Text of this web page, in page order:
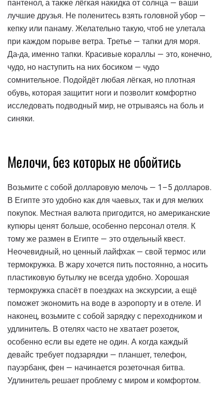
пантенол, а также лёгкая накидка от солнца — ваши
лучшие друзья. Не поленитесь взять головной убор —
кепку или панаму. Желательно такую, чтоб не улетала
при каждом порыве ветра. Третье — тапки для моря.
Да-да, именно тапки. Красивые кораллы — это, конечно,
чудо, но наступить на них босиком — чудо
сомнительное. Подойдёт любая лёгкая, но плотная
обувь, которая защитит ноги и позволит комфортно
исследовать подводный мир, не отрываясь на боль и
синяки.
Мелочи, без которых не обойтись
Возьмите с собой долларовую мелочь — 1–5 долларов.
В Египте это удобно как для чаевых, так и для мелких
покупок. Местная валюта пригодится, но американские
купюры ценят больше, особенно персонал отеля. К
тому же размен в Египте — это отдельный квест.
Неочевидный, но ценный лайфхак — свой термос или
термокружка. В жару хочется пить постоянно, а носить
пластиковую бутылку не всегда удобно. Хорошая
термокружка спасёт в поездках на экскурсии, а ещё
поможет экономить на воде в аэропорту и в отеле. И
наконец, возьмите с собой зарядку с переходником и
удлинитель. В отелях часто не хватает розеток,
особенно если вы едете не один. А когда каждый
девайс требует подзарядки — планшет, телефон,
пауэрбанк, фен — начинается розеточная битва.
Удлинитель решает проблему с миром и комфортом.